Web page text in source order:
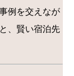
例を交えなが
、賢い宿泊先